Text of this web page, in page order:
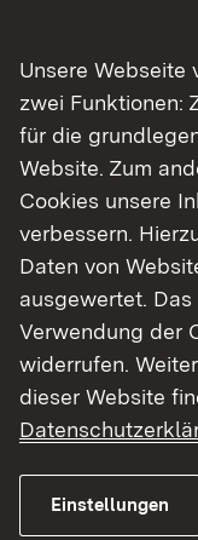
Studienplatz.
Schritt-Anleitung
Finde dein
Unsere Webseite
zwei Funktionen:
für die
Website. Zum
Cookies unsere
verbessern.
Daten von
ausgewertet.
Verwendung der
widerrufen.
dieser Website
Einstellungen